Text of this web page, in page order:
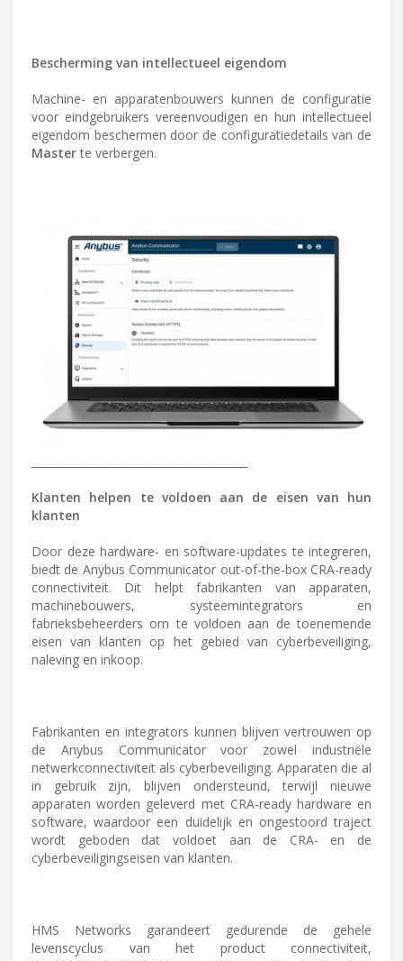
Bescherming van intellectueel eigendom
Machine- en apparatenbouwers kunnen de configuratie
voor eindgebruikers vereenvoudigen en hun intellectueel
eigendom beschermen door de configuratiedetails van de
Masterte verbergen.
Klanten helpen te voldoen aan de eisen van hun
klanten
Door deze hardware- en software-updates te integreren,
biedt de Anybus Communicator out-of-the-box CRA-ready
connectiviteit. Dit helpt fabrikanten van apparaten,
machinebouwers, systeemintegrators en
fabrieksbeheerders om te voldoen aan de toenemende
eisen van klanten op het gebied van cyberbeveiliging,
naleving en inkoop.
Fabrikanten en integrators kunnen blijven vertrouwen op
de Anybus Communicator voor zowel industriële
netwerkconnectiviteit als cyberbeveiliging. Apparaten die al
in gebruik zijn, blijven ondersteund, terwijl nieuwe
apparaten worden geleverd met CRA-ready hardware en
software, waardoor een duidelijk en ongestoord traject
wordt geboden dat voldoet aan de CRA- en de
cyberbeveiligingseisen van klanten.
HMS Networks garandeert gedurende de gehele
levenscyclus van het product connectiviteit,